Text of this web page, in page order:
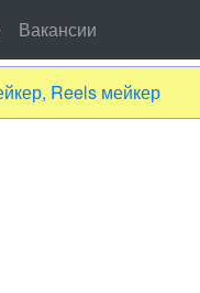
Вакансии
Reels мейкер